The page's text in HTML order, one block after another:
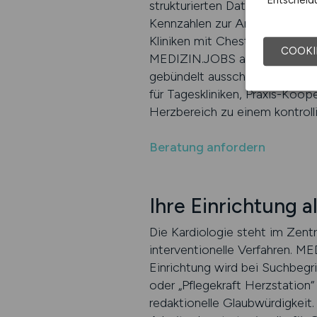
strukturierten Daten
Kennzahlen zur
Kliniken mit Chest Pain
MEDIZIN.JOBS auch
gebündelt ausschreiben
für Tageskliniken, Praxis-
Herzbereich zu einem
Beratung anfordern
Ihre Einrichtung
Die Kardiologie steht im
interventionelle Verfahren.
Einrichtung wird bei
oder „Pflegekraft
redaktionelle